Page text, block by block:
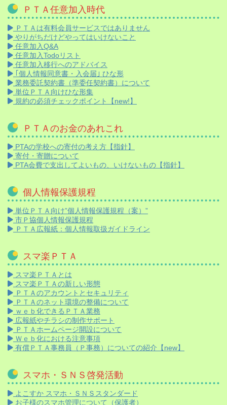
ＰＴＡ任意加入時代
ＰＴＡは有料会員サービスではありません
やりがちだけどやってはいけないこと
任意加入Q&A
任意加入Todoリスト
任意加入移行へのアドバイス
｢個人情報同意書・入会届｣ ひな形
業務委託契約書（準委任契約書）について
単位ＰＴＡ向けひな形集
規約の必須チェックポイント【new!】
ＰＴＡのお金のあれこれ
PTAの学校への寄付の考え方【指針】
寄付・寄贈について
PTA会費で支出してよいもの、いけないもの【指針】
個人情報保護規程
単位ＰＴＡ向け”個人情報保護規程（案）”
市Ｐ協個人情報保護規程
ＰＴＡ広報紙：個人情報取扱ガイドライン
スマ楽ＰＴＡ
スマ楽ＰＴＡとは
スマ楽ＰＴＡの新しい形態
ＰＴＡのアカウントとセキュリティ
ＰＴＡのネット環境の整備について
ｗｅｂ化できるＰＴＡ業務
広報紙やチラシの制作サポート
ＰＴＡホームページ開設について
Ｗｅｂ化における注意事項
有償ＰＴＡ事務員（Ｐ事務）についての紹介【new】
スマホ・ＳＮＳ啓発活動
よこすか スマホ・ＳＮＳスタンダード
お子様のスマホ管理について（保護者）